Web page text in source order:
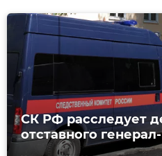
СК РФ расследует
отставного